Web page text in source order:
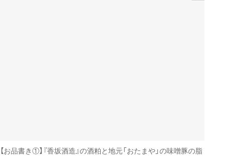
【お品書き①】『香坂酒造』の酒粕と地元「おたまや」の味噌豚の脂